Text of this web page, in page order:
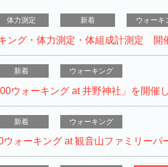
体力測定 新着 ウォーキ
ング・体力測定・体組成計測定 開
新着 ウォーキング
ウォーキング at 井野神社」を開催
新着 ウォーキング
ォーキング at 観音山ファミリーパ